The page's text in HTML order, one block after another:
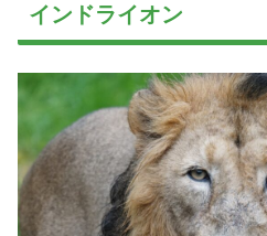
インドライオン